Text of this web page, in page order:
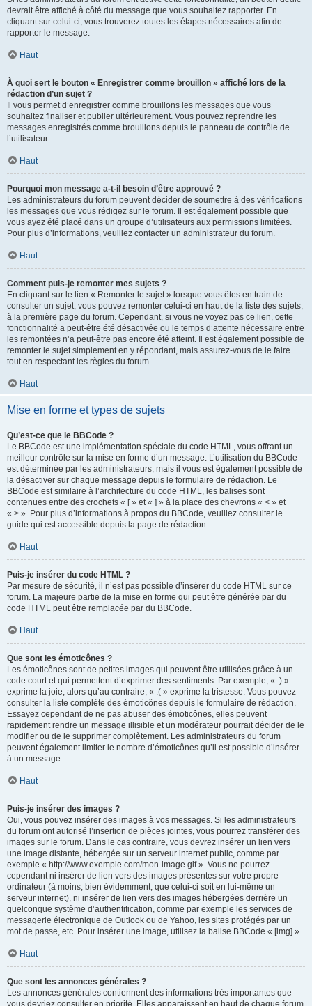
devrait être affiché à côté du message que vous souhaitez rapporter. En
cliquant sur celui-ci, vous trouverez toutes les étapes nécessaires afin de
rapporter le message.
Haut
À quoi sert le bouton « Enregistrer comme brouillon » affiché lors de la
rédaction d’un sujet ?
Il vous permet d’enregistrer comme brouillons les messages que vous
souhaitez finaliser et publier ultérieurement. Vous pouvez reprendre les
messages enregistrés comme brouillons depuis le panneau de contrôle de
l’utilisateur.
Haut
Pourquoi mon message a-t-il besoin d’être approuvé ?
Les administrateurs du forum peuvent décider de soumettre à des vérifications
les messages que vous rédigez sur le forum. Il est également possible que
vous ayez été placé dans un groupe d’utilisateurs aux permissions limitées.
Pour plus d’informations, veuillez contacter un administrateur du forum.
Haut
Comment puis-je remonter mes sujets ?
En cliquant sur le lien « Remonter le sujet » lorsque vous êtes en train de
consulter un sujet, vous pouvez remonter celui-ci en haut de la liste des sujets,
à la première page du forum. Cependant, si vous ne voyez pas ce lien, cette
fonctionnalité a peut-être été désactivée ou le temps d’attente nécessaire entre
les remontées n’a peut-être pas encore été atteint. Il est également possible de
remonter le sujet simplement en y répondant, mais assurez-vous de le faire
tout en respectant les règles du forum.
Haut
Mise en forme et types de sujets
Qu’est-ce que le BBCode ?
Le BBCode est une implémentation spéciale du code HTML, vous offrant un
meilleur contrôle sur la mise en forme d’un message. L’utilisation du BBCode
est déterminée par les administrateurs, mais il vous est également possible de
la désactiver sur chaque message depuis le formulaire de rédaction. Le
BBCode est similaire à l’architecture du code HTML, les balises sont
contenues entre des crochets « [ » et « ] » à la place des chevrons « < » et
« > ». Pour plus d’informations à propos du BBCode, veuillez consulter le
guide qui est accessible depuis la page de rédaction.
Haut
Puis-je insérer du code HTML ?
Par mesure de sécurité, il n’est pas possible d’insérer du code HTML sur ce
forum. La majeure partie de la mise en forme qui peut être générée par du
code HTML peut être remplacée par du BBCode.
Haut
Que sont les émoticônes ?
Les émoticônes sont de petites images qui peuvent être utilisées grâce à un
code court et qui permettent d’exprimer des sentiments. Par exemple, « :) »
exprime la joie, alors qu’au contraire, « :( » exprime la tristesse. Vous pouvez
consulter la liste complète des émoticônes depuis le formulaire de rédaction.
Essayez cependant de ne pas abuser des émoticônes, elles peuvent
rapidement rendre un message illisible et un modérateur pourrait décider de le
modifier ou de le supprimer complètement. Les administrateurs du forum
peuvent également limiter le nombre d’émoticônes qu’il est possible d’insérer
à un message.
Haut
Puis-je insérer des images ?
Oui, vous pouvez insérer des images à vos messages. Si les administrateurs
du forum ont autorisé l’insertion de pièces jointes, vous pourrez transférer des
images sur le forum. Dans le cas contraire, vous devrez insérer un lien vers
une image distante, hébergée sur un serveur internet public, comme par
exemple « http://www.exemple.com/mon-image.gif ». Vous ne pourrez
cependant ni insérer de lien vers des images présentes sur votre propre
ordinateur (à moins, bien évidemment, que celui-ci soit en lui-même un
serveur internet), ni insérer de lien vers des images hébergées derrière un
quelconque système d’authentification, comme par exemple les services de
messagerie électronique de Outlook ou de Yahoo, les sites protégés par un
mot de passe, etc. Pour insérer une image, utilisez la balise BBCode « [img] ».
Haut
Que sont les annonces générales ?
Les annonces générales contiennent des informations très importantes que
vous devriez consulter en priorité. Elles apparaissent en haut de chaque forum